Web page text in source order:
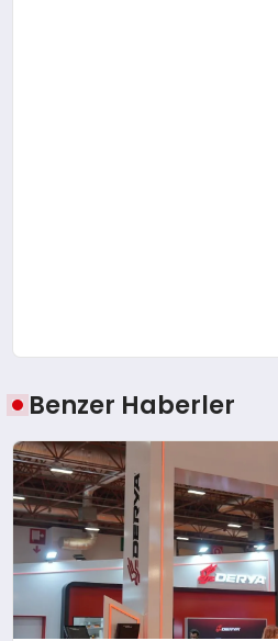
Benzer Haberler